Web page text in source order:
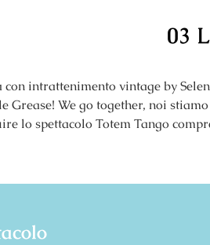
03
intrattenimento vintage by
Grease! We go together, noi
lo spettacolo Totem Tango